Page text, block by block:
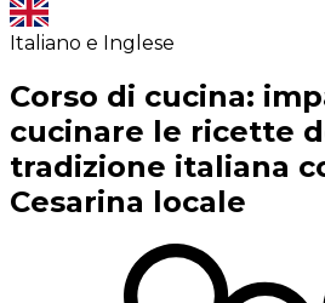
Italiano e Inglese
Corso di cucina:
cucinare le ricette
tradizione italiana
Cesarina locale